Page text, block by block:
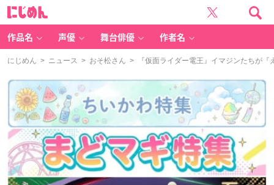
作品名 声優 舞台俳優 作者名
にじめん > ニュース > おそ松さん > 『仮面ライダー電王』イマジンたちが『